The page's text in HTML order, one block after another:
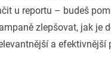
u reportu – budeš
zlepšovat, jak je
a efektivnější